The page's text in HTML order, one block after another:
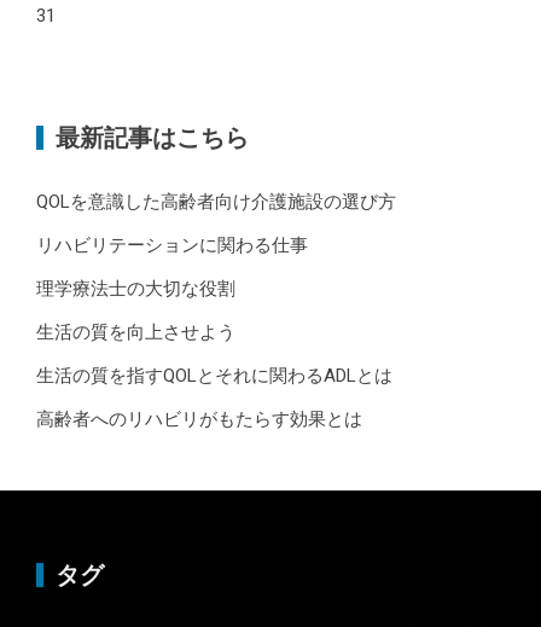
31
最新記事はこちら
QOLを意識した高齢者向け介護施設の選び方
リハビリテーションに関わる仕事
理学療法士の大切な役割
生活の質を向上させよう
生活の質を指すQOLとそれに関わるADLとは
高齢者へのリハビリがもたらす効果とは
タグ